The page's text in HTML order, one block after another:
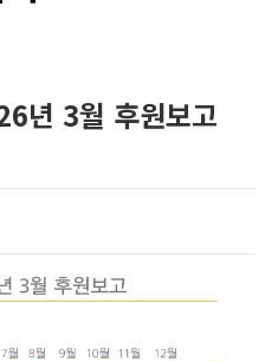
년 3월 후원보고